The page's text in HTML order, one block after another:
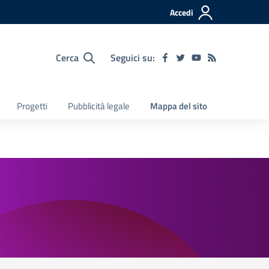
Accedi
Cerca Seguici su:
Progetti Pubblicità legale Mappa del sito